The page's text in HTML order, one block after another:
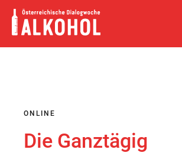
Skip
content
ONLINE
Die Ganztägig